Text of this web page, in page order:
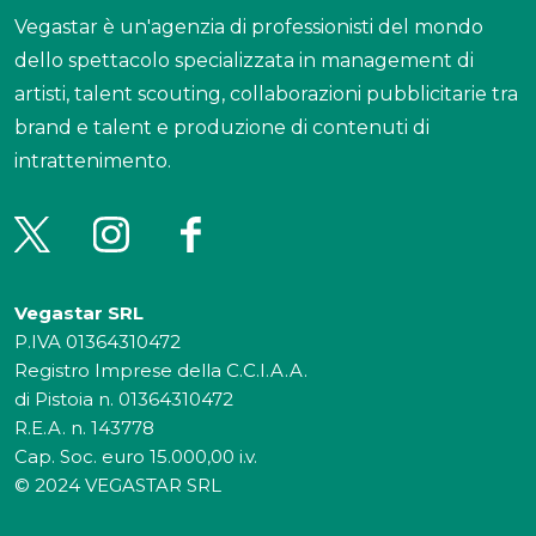
Vegastar è un'agenzia di professionisti del mondo
dello spettacolo specializzata in management di
artisti, talent scouting, collaborazioni pubblicitarie tra
brand e talent e produzione di contenuti di
intrattenimento.
Vegastar SRL
P.IVA 01364310472
Registro Imprese della C.C.I.A.A.
di Pistoia n. 01364310472
R.E.A. n. 143778
Cap. Soc. euro 15.000,00 i.v.
© 2024 VEGASTAR SRL